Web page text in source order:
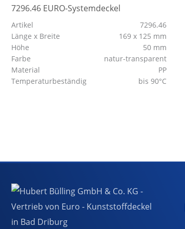
7296.46 EURO-Systemdeckel
Artikel
7296.46
Länge x Breite
169 x 125 mm
Höhe
50 mm
Farbe
natur-transparent
Material
PP
Temperaturbeständig
bis 90°C